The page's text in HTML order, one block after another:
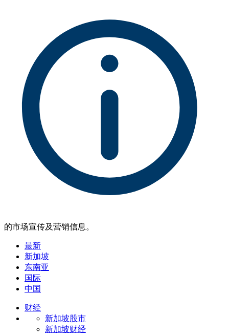
的市场宣传及营销信息。
最新
新加坡
东南亚
国际
中国
财经
新加坡股市
新加坡财经